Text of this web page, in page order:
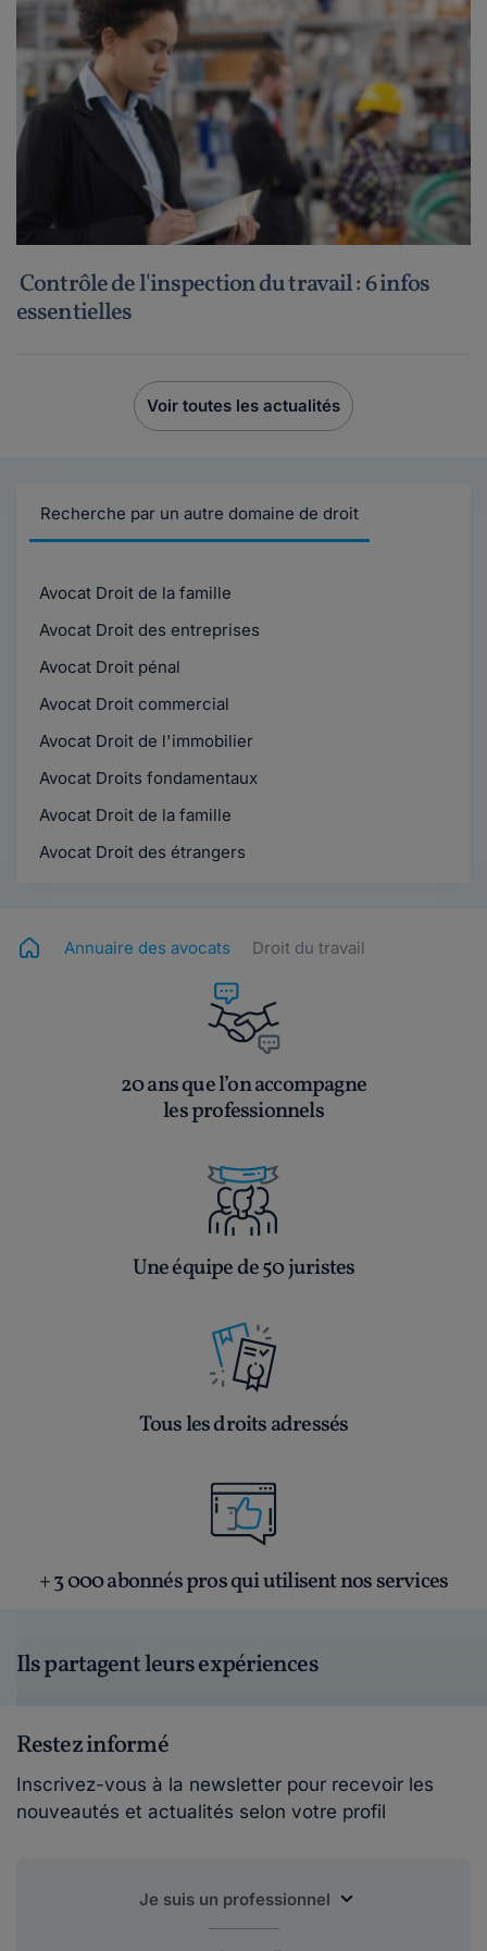
Contrôle de l'inspection du travail : 6 infos
essentielles
Voir toutes les actualités
Recherche par un autre domaine de droit
Avocat Droit de la famille
Avocat Droit des entreprises
Avocat Droit pénal
Avocat Droit commercial
Avocat Droit de l'immobilier
Avocat Droits fondamentaux
Avocat Droit de la famille
Avocat Droit des étrangers
Annuaire des avocats Droit du travail
20 ans que l’on accompagne
les professionnels
Une équipe de 50 juristes
Tous les droits adressés
+ 3 000 abonnés pros qui utilisent nos services
Ils partagent leurs expériences
Restez informé
Inscrivez-vous à la newsletter pour recevoir les
nouveautés et actualités selon votre profil